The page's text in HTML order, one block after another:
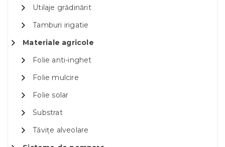
Utilaje grădinărit
Tamburi irigatie
Materiale agricole
Folie anti-inghet
Folie mulcire
Folie solar
Substrat
Tăvițe alveolare